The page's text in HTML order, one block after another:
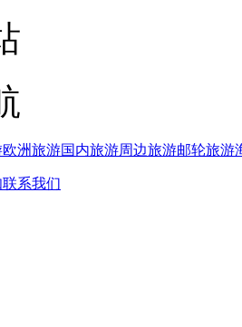
欧洲旅游国内旅游周边旅游邮轮旅游
联系我们